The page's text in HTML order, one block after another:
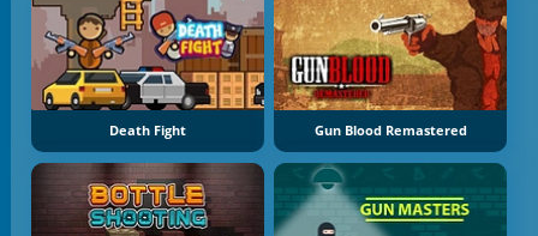
Death Fight Gun Blood Remastered